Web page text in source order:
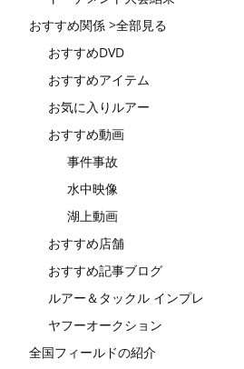
おすすめ関係 >全部見る
おすすめDVD
おすすめアイテム
お気に入りルアー
おすすめ動画
事件事故
水中映像
湖上動画
おすすめ店舗
おすすめ記事ブログ
ルアー＆タックル インプレ
ヤフーオークション
全国フィールドの紹介